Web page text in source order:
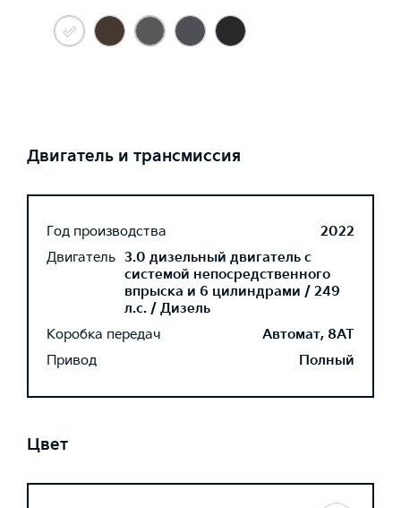
Двигатель и трансмиссия
Год производства
2022
Двигатель 3.0 дизельный двигатель с
системой непосредственного
впрыска и 6 цилиндрами / 249
л.с. / Дизель
Коробка передач
Автомат, 8AT
Привод
Полный
Цвет